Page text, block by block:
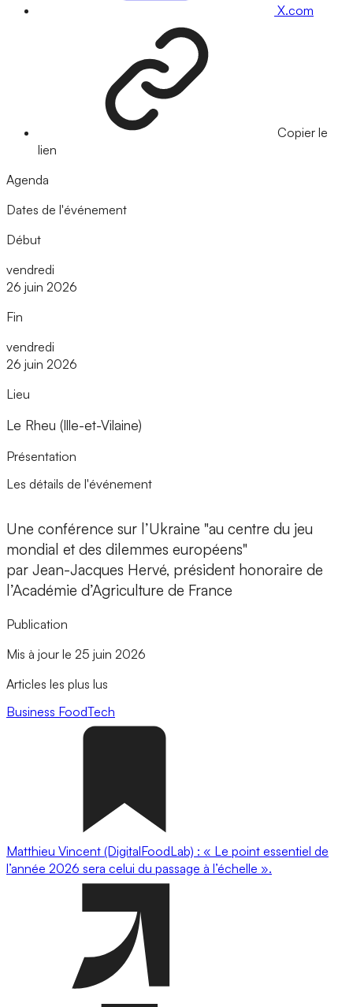
X.com
Copier le
lien
Agenda
Dates de l'événement
Début
vendredi
26 juin 2026
Fin
vendredi
26 juin 2026
Lieu
Le Rheu (Ille-et-Vilaine)
Présentation
Les détails de l'événement
Une conférence sur l’Ukraine "au centre du jeu
mondial et des dilemmes européens"
par Jean-Jacques Hervé, président honoraire de
l’Académie d’Agriculture de France
Publication
Mis à jour le 25 juin 2026
Articles les plus lus
Business FoodTech
Matthieu Vincent (DigitalFoodLab) : « Le point essentiel de
l’année 2026 sera celui du passage à l’échelle ».